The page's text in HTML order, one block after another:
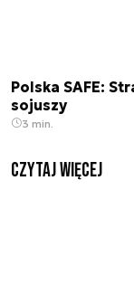
Polska SAFE:
sojuszy
3 min.
czytaj więcej